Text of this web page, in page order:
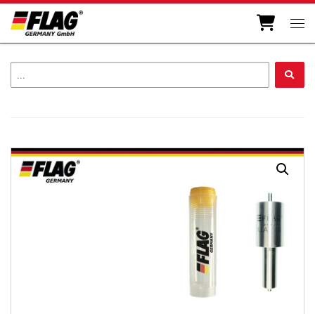
Zum Inhalt springen